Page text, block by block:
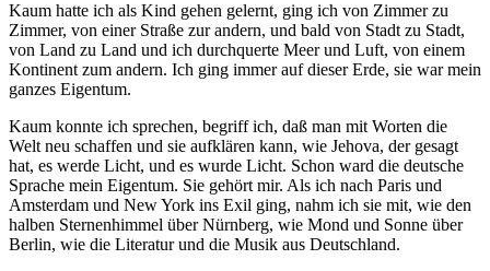
Kaum hatte ich als Kind gehen gelernt, ging ich von Zimmer zu
Zimmer, von einer Straße zur andern, und bald von Stadt zu Stadt,
von Land zu Land und ich durchquerte Meer und Luft, von einem
Kontinent zum andern. Ich ging immer auf dieser Erde, sie war mein
ganzes Eigentum.
Kaum konnte ich sprechen, begriff ich, daß man mit Worten die
Welt neu schaffen und sie aufklären kann, wie Jehova, der gesagt
hat, es werde Licht, und es wurde Licht. Schon ward die deutsche
Sprache mein Eigentum. Sie gehört mir. Als ich nach Paris und
Amsterdam und New York ins Exil ging, nahm ich sie mit, wie den
halben Sternenhimmel über Nürnberg, wie Mond und Sonne über
Berlin, wie die Literatur und die Musik aus Deutschland.